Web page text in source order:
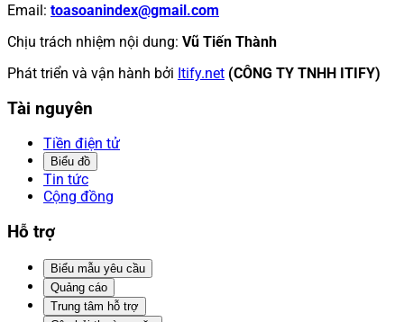
Email: toasoanindex@gmail.com
Chịu trách nhiệm nội dung: Vũ Tiến Thành
Phát triển và vận hành bởi Itify.net (CÔNG TY TNHH ITIFY)
Tài nguyên
Tiền điện tử
Biểu đồ
Tin tức
Cộng đồng
Hỗ trợ
Biểu mẫu yêu cầu
Quảng cáo
Trung tâm hỗ trợ